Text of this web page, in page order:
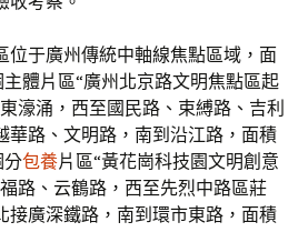
位于廣州傳統中軸線焦點區域，面
體片區“廣州北京路文明焦點區起
濠涌，西至國民路、束縛路、吉利
華路、文明路，南到沿江路，面積
分包養片區“黃花崗科技園文明創意
路、云鶴路，西至先烈中路區莊
接廣深鐵路，南到環市東路，面積